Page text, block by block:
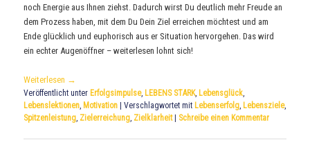
noch Energie aus Ihnen ziehst. Dadurch wirst Du deutlich mehr Freude an
dem Prozess haben, mit dem Du Dein Ziel erreichen möchtest und am
Ende glücklich und euphorisch aus er Situation hervorgehen. Das wird
ein echter Augenöffner – weiterlesen lohnt sich!
Weiterlesen →
Veröffentlicht unter Erfolgsimpulse, LEBENS STARK, Lebensglück,
Lebenslektionen, Motivation |Verschlagwortet mit Lebenserfolg, Lebensziele,
Spitzenleistung, Zielerreichung, Zielklarheit Schreibe einen Kommentar